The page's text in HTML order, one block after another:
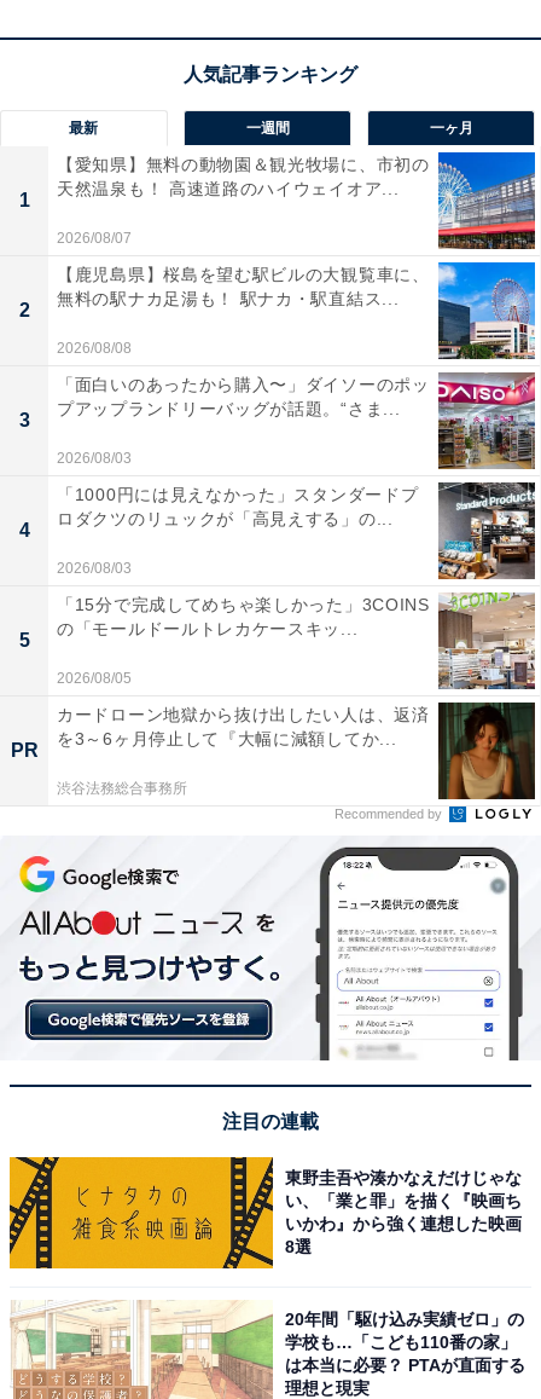
ルやカップを置ける 便利な折り畳みドリンクホルダーを
しており、駅や空港での待ち時間を格段に快適にし
てくれます！
さらに、ちょっとしたお買い物袋などを掛けられるサイ
ドフック付きで、手荷物が増えても身軽に移動できるの
が嬉しいですね。信頼のエースブランドならではの高い
耐久性と使い勝手の良さで、旅の移動が驚くほどスマー
トに整います。
エースのスーツケース「ベベル No.05682」の口コミ
は？
エースのスーツケース「ベベル No.05682」には以下の
ような口コミが寄せられています。
ドリンクホルダーが本当に便利で空港での待ち時間
や移動中の喉の潤しがとてもスムーズです
サイドフックにお土産の袋を掛けられるので両手が
空いて移動のストレスが劇的に減りました
キャスターの転がりが非常に滑らかで荷物をたくさ
ん詰めても軽い力でスイスイ進めます
旅行や出張の移動時間をより快適でスマートに過ごした
い人や、実用的な便利機能を備えた頼れるキャリーケー
スを探している人には、おすすめの商品といえそうで
あわせて読みたい
【Amazonお買い得情報】レジェンドウォー
カー「スーツケース」が特別価格で登場中
【7月5日】
最新 一週間 一ヶ月
1
【愛知県】無料の動物園＆観光牧場に、市初の
天然温泉も！ 高速道路のハイウェイオア...
2026/08/07
2
【鹿児島県】桜島を望む駅ビルの大観覧車に、
無料の駅ナカ足湯も！ 駅ナカ・駅直結ス...
2026/08/08
3
「面白いのあったから購入〜」ダイソーのポッ
プアップランドリーバッグが話題。“さま...
2026/08/03
4
「1000円には見えなかった」スタンダードプ
ロダクツのリュックが「高見えする」の...
2026/08/03
5
「15分で完成してめちゃ楽しかった」3COINS
の「モールドールトレカケースキッ...
2026/08/05
PR
カードローン地獄から抜け出したい人は、返済
を3～6ヶ月停止して『大幅に減額してか...
渋谷法務総合事務所
Recommended by
注目の連載
東野圭吾や湊かなえだけじゃな
い、「業と罪」を描く『映画ち
いかわ』から強く連想した映画
8選
20年間「駆け込み実績ゼロ」の
学校も…「こども110番の家」
は本当に必要？ PTAが直面する
理想と現実